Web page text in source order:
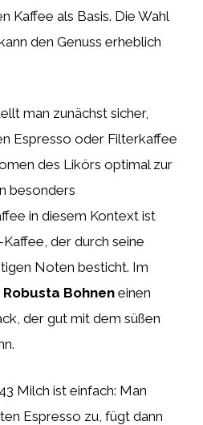
Kaffee als Basis. Die Wahl
den Genuss erheblich
man zunächst sicher,
Espresso oder Filterkaffee
des Likörs optimal zur
besonders
in diesem Kontext ist
-Kaffee, der durch seine
Noten besticht. Im
Robusta Bohnen einen
der gut mit dem süßen
Milch ist einfach: Man
Espresso zu, fügt dann